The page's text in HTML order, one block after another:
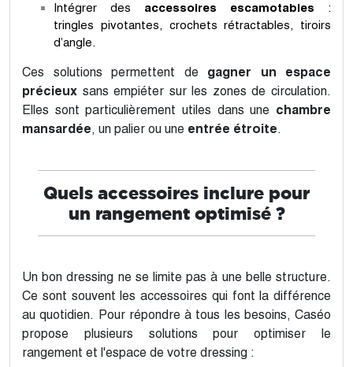
Intégrer des accessoires escamotables :
tringles pivotantes, crochets rétractables, tiroirs
d’angle.
Ces solutions permettent de gagner un espace
précieux sans empiéter sur les zones de circulation.
Elles sont particulièrement utiles dans une chambre
mansardée, un palier ou une entrée étroite.
Quels accessoires inclure pour
un rangement optimisé ?
Un bon dressing ne se limite pas à une belle structure.
Ce sont souvent les accessoires qui font la différence
au quotidien. Pour répondre à tous les besoins, Caséo
propose plusieurs solutions pour optimiser le
rangement et l'espace de votre dressing :